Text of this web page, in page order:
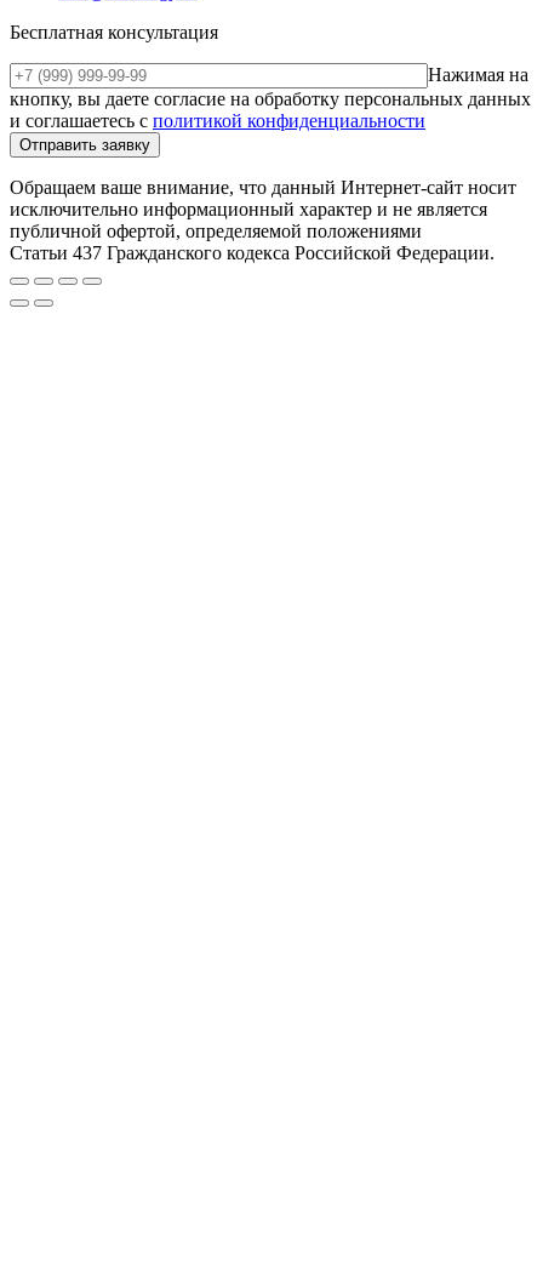
Бесплатная консультация
Нажимая на
кнопку, вы даете согласие на обработку персональных данных
и соглашаетесь c политикой конфиденциальности
Обращаем ваше внимание, что данный Интернет-сайт носит
исключительно информационный характер и не является
публичной офертой, определяемой положениями
Статьи 437 Гражданского кодекса Российской Федерации.